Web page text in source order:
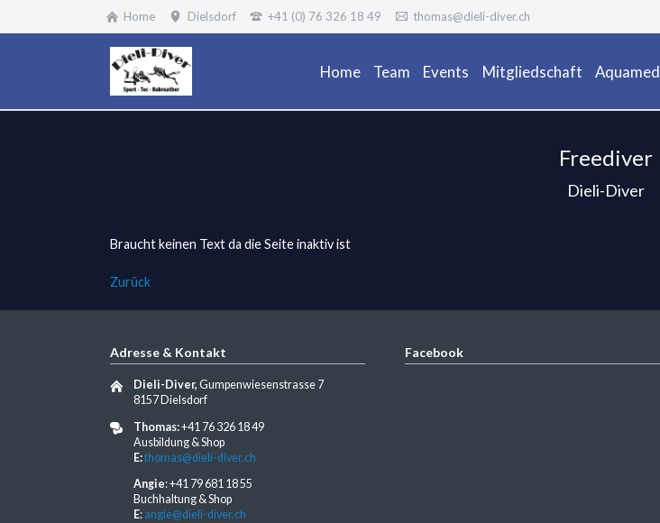
Home Dielsdorf +41 (0) 76 326 18 49 thomas@dieli-diver.ch
Home Team Events Mitgliedschaft Aquamed
Freediver
Dieli-Diver
Braucht keinen Text da die Seite inaktiv ist
Zurück
Adresse & Kontakt
Dieli-Diver,Gumpenwiesenstrasse 7
8157 Dielsdorf
Thomas:+41 76 326 18 49
Ausbildung & Shop
E:thomas@dieli-diver.ch
Angie: +41 79 681 18 55
Buchhaltung & Shop
E: angie@dieli-diver.ch
Facebook